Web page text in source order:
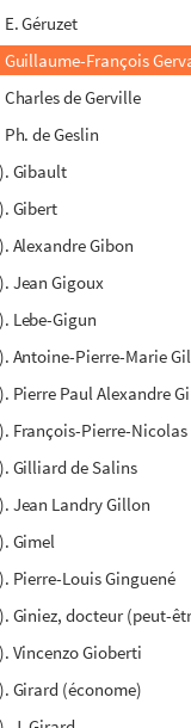
E. Géruzet
Guillaume-François
Charles de Gerville
Ph. de Geslin
Gibault
Gibert
Alexandre Gibon
Jean Gigoux
Lebe-Gigun
Antoine-Pierre-Marie
Pierre Paul Alexandre
François-Pierre-
Gilliard de Salins
Jean Landry Gillon
Gimel
Pierre-Louis Ginguené
Giniez, docteur (peut-
Vincenzo Gioberti
Girard (économe)